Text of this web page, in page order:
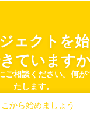
ェクトを
ています
ご相談ください。何
たします。
から始めましょう